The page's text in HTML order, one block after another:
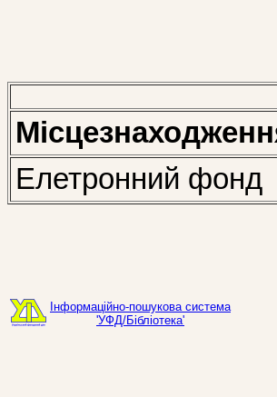
Елетронний фонд
Інформаційно-пошукова система
'УФД/Бібліотека'